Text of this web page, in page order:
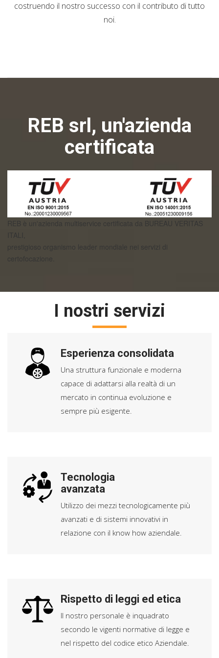
costruendo il nostro successo con il contributo di tutto
noi.
REB srl, un'azienda
certificata
REB è un'azienda multiservice certificata da BUREAU VERITAS
ITALI,
prestigioso organismo leader mondiale nei servizi di
certofocazione.
I nostri servizi
Esperienza consolidata
Una struttura funzionale e moderna
capace di adattarsi alla realtà di un
mercato in continua evoluzione e
sempre più esigente.
Tecnologia
avanzata
Utilizzo dei mezzi tecnologicamente più
avanzati e di sistemi innovativi in
relazione con il know how aziendale.
Rispetto di leggi ed etica
Il nostro personale è inquadrato
secondo le vigenti normative di legge e
nel rispetto del codice etico Aziendale.